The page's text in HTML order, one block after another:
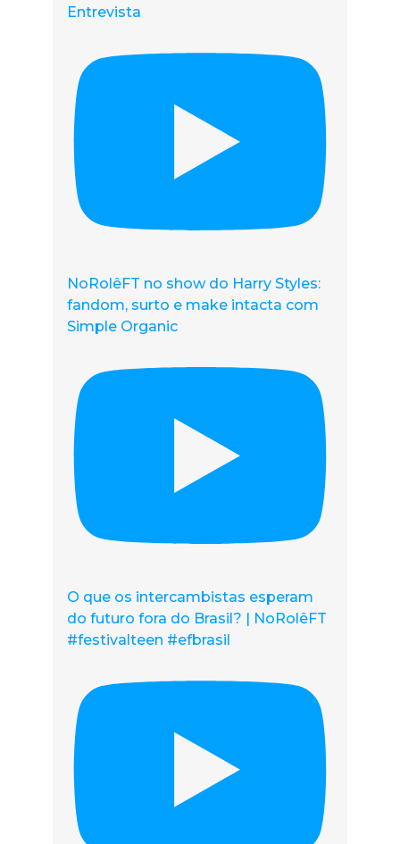
Entrevista
NoRolêFT no show do Harry Styles:
fandom, surto e make intacta com
Simple Organic
O que os intercambistas esperam
do futuro fora do Brasil? | NoRolêFT
#festivalteen #efbrasil